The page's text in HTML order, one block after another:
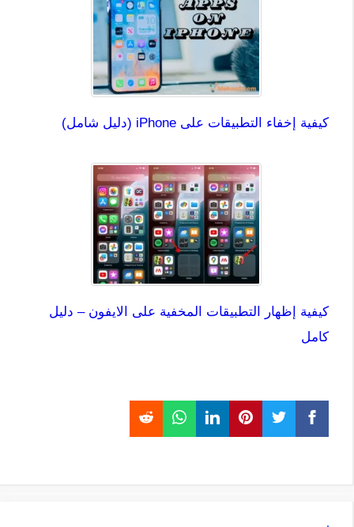
كيفية إخفاء التطبيقات على iPhone (دليل شامل)
كيفية إظهار التطبيقات المخفية على الايفون – دليل
كامل